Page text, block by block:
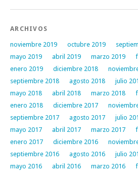
ARCHIVOS
noviembre 2019 octubre 2019
mayo 2019
abril 2019 marzo 2019
enero 2019
diciembre 2018
septiembre 2018
agosto 2018 julio
mayo 2018
abril 2018 marzo 2018
enero 2018
diciembre 2017
septiembre 2017
agosto 2017 julio
mayo 2017
abril 2017 marzo 2017
enero 2017
diciembre 2016
septiembre 2016
agosto 2016 julio
mayo 2016
abril 2016 marzo 2016